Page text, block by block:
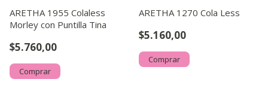
ARETHA 1955 Colaless
Morley con Puntilla Tina
$5.760,00
Comprar
ARETHA 1270 Cola Less
$5.160,00
Comprar